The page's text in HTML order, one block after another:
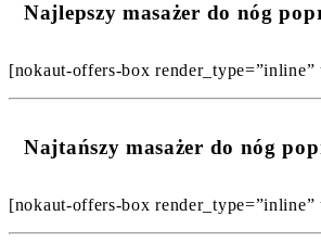
Najlepszy masażer do nóg
[nokaut-offers-box render_type=”inline”
Najtańszy masażer do nóg
[nokaut-offers-box render_type=”inline”